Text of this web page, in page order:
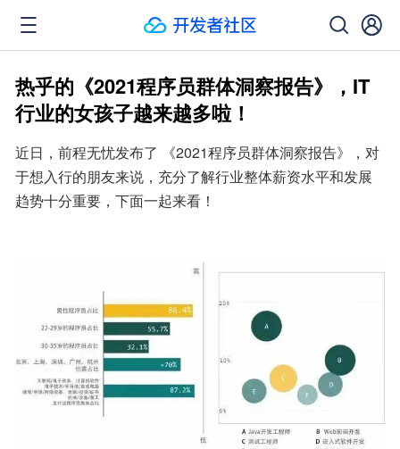
热乎的《2021程序员群体洞察报告》，IT
行业的女孩子越来越多啦！
近日，前程无忧发布了 《2021程序员群体洞察报告》，对
于想入行的朋友来说，充分了解行业整体薪资水平和发展
趋势十分重要，下面一起来看！